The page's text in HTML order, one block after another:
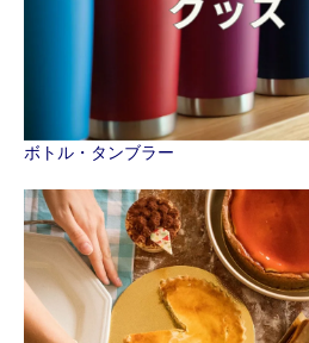
ボトル・タンブラー